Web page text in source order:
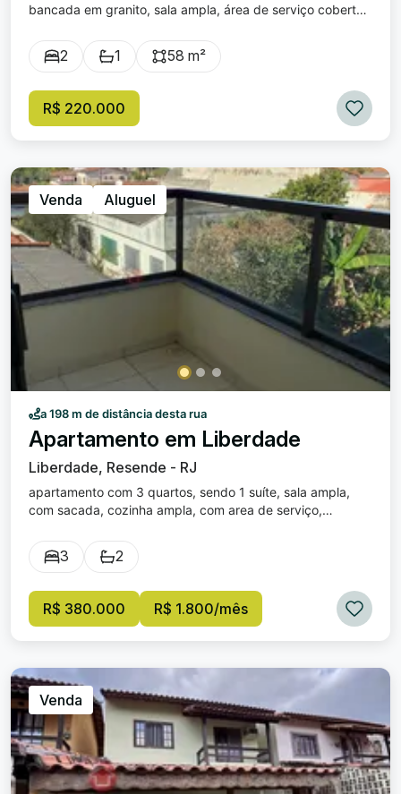
bancada em granito, sala ampla, área de serviço coberta,
frio, janelas em blindex. O imóvel fica localizado próximo
ao Mercado Alegria, fácil acesso ao centro comercial do
2 1 58 m²
R$ 220.000
Venda Aluguel
a 198 m de distância desta rua
Apartamento em Liberdade
Liberdade, Resende - RJ
apartamento com 3 quartos, sendo 1 suíte, sala ampla,
com sacada, cozinha ampla, com area de serviço,
3 2
R$ 380.000 R$ 1.800/mês
Venda